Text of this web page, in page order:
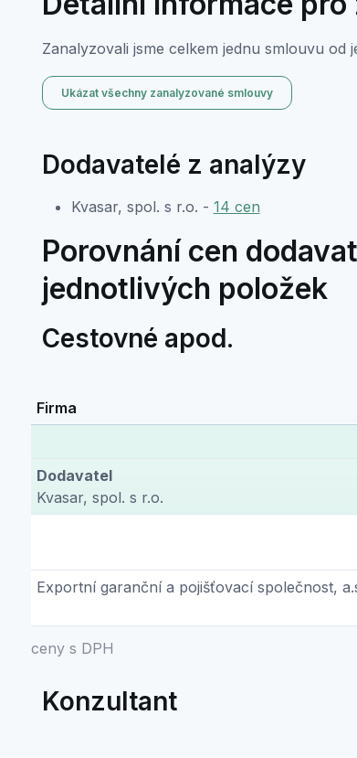
Zanalyzovali jsme celkem jednu smlouvu od
Ukázat všechny zanalyzované smlouvy
Dodavatelé z analýzy
Kvasar, spol. s r.o. - 14 cen
Porovnání cen
jednotlivých položek
Cestovné apod.
ceny s DPH
Firma
Dodavatel
Kvasar, spol. s r.o.
Exportní garanční a pojišťovací společnost,
Konzultant